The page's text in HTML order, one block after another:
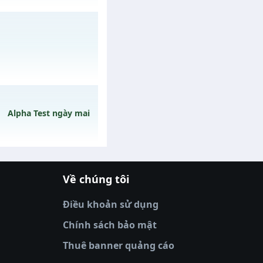
ngày 15/08/2626
Alpha Test ngày mai
08/2626
|Link xem bóng đá
truc tiep bong da |colatv
|DABET |xem bóng đá
Về chúng tôi
Điều khoản sử dụng
Chính sách bảo mật
Thuê banner quảng cáo